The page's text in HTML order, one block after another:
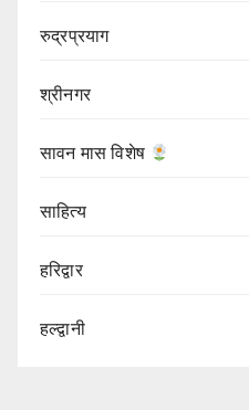
रुद्रप्रयाग
श्रीनगर
सावन मास विशेष
साहित्य
हरिद्वार
हल्द्वानी